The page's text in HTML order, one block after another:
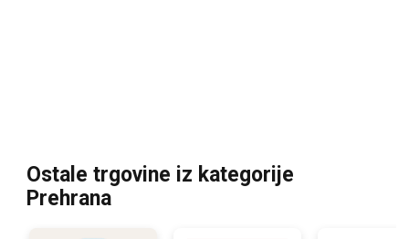
Ostale trgovine iz kategorije
Prehrana